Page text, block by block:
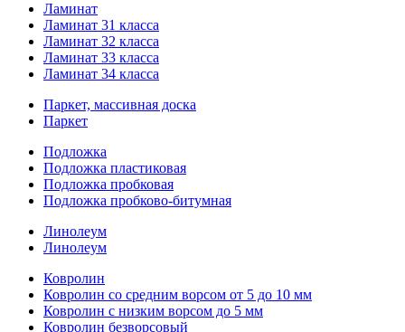
Ламинат
Ламинат 31 класса
Ламинат 32 класса
Ламинат 33 класса
Ламинат 34 класса
Паркет, массивная доска
Паркет
Подложка
Подложка пластиковая
Подложка пробковая
Подложка пробково-битумная
Линолеум
Линолеум
Ковролин
Ковролин со средним ворсом от 5 до 10 мм
Ковролин с низким ворсом до 5 мм
Ковролин безворсовый